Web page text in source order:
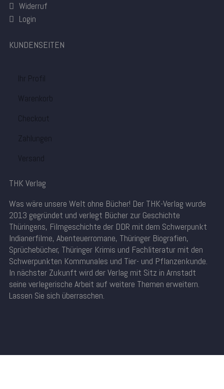
Widerruf
Login
KUNDENSEITEN
Ihr Profil
Warenkorb
Checkout
Zahlungen
Versand
THK Verlag
Was wäre unsere Welt ohne Bücher! Der THK-Verlag wurde
2013 gegründet und verlegt Bücher zur Geschichte
Thüringens, Filmgeschichte der DDR mit dem Schwerpunkt
Indianerfilme, Abenteuerromane, Thüringer Biografien,
Sprüchebücher, Thüringer Krimis und Fachliteratur mit den
Schwerpunkten Kommunales und Tier- und Pflanzenkunde.
In nächster Zukunft wird der Verlag mit Sitz in Arnstadt
seine verlegerische Arbeit auf weitere Themen erweitern.
Lassen Sie sich überraschen.